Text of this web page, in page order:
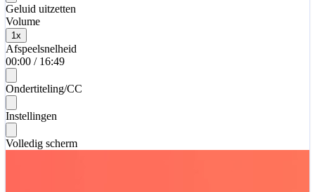
Geluid uitzetten
Volume
1 x
Afspeelsnelheid
00:00 / 16:49
Ondertiteling/CC
Instellingen
Volledig scherm